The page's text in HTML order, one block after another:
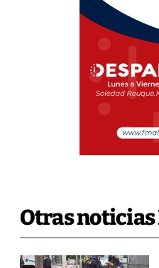
Otras noticias